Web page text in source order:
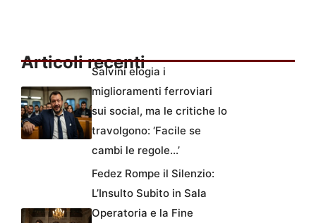
Articoli recenti
Salvini elogia i
miglioramenti ferroviari
sui social, ma le critiche lo
travolgono: ‘Facile se
cambi le regole…’
Fedez Rompe il Silenzio:
L’Insulto Subito in Sala
Operatoria e la Fine